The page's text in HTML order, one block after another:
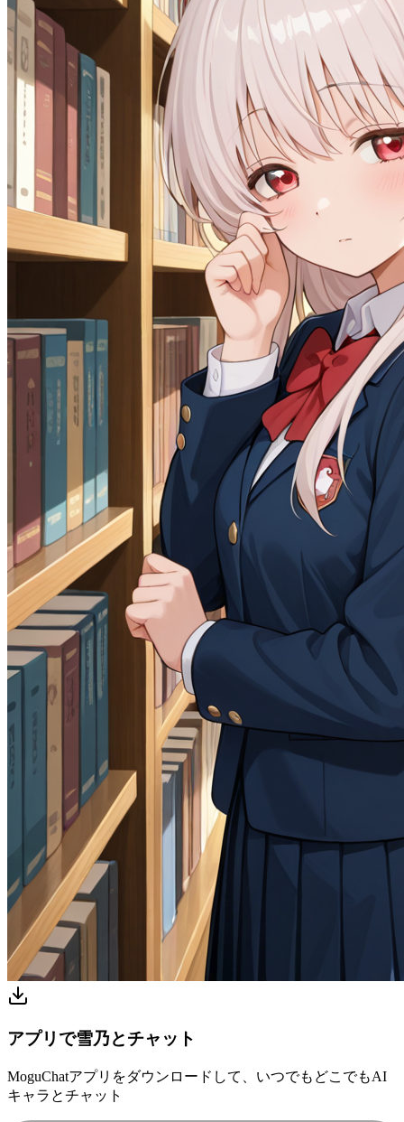
アプリで雪乃とチャット
MoguChatアプリをダウンロードして、いつでもどこでもAI
キャラとチャット